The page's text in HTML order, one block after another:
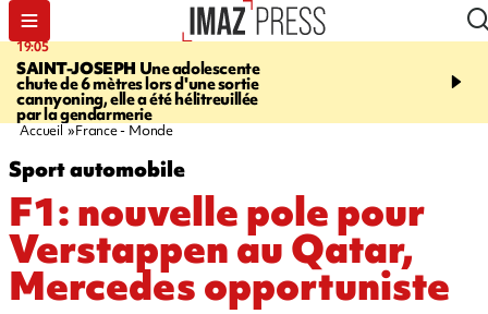
19:05
SAINT-JOSEPH Une adolescente
chute de 6 mètres lors d'une sortie
cannyoning, elle a été hélitreuillée
par la gendarmerie
20:44
rouée de coups,
Accueil France - Monde
Sport automobile
F1: nouvelle pole pour
Verstappen au Qatar,
Mercedes opportuniste